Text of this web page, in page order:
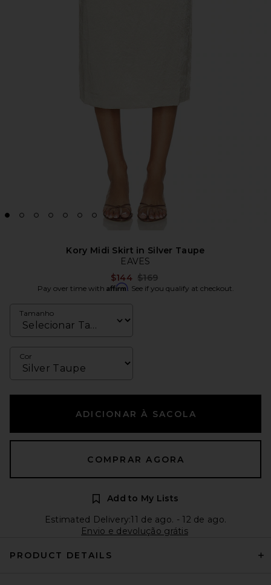
Kory Midi Skirt in Silver Taupe
EAVES
$144 Previous price:
$169
Pay over time with Affirm. See if you qualify at checkout.
Tamanho
Cor
ADICIONAR À SACOLA
COMPRAR AGORA
Add to My Lists
Estimated Delivery:11 de ago. - 12 de ago.
Envio e devolução grátis
PRODUCT DETAILS